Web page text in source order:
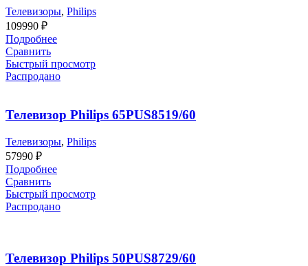
Телевизоры, Philips
109990 ₽
Подробнее
Сравнить
Быстрый просмотр
Распродано
Телевизор Philips 65PUS8519/60
Телевизоры, Philips
57990 ₽
Подробнее
Сравнить
Быстрый просмотр
Распродано
Телевизор Philips 50PUS8729/60